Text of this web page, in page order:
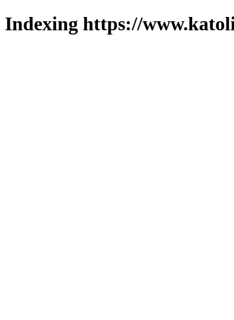
Indexing https://